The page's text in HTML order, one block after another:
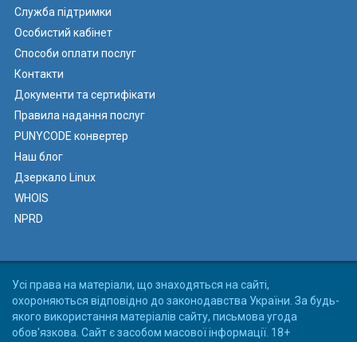
Служба підтримки
Особистий кабінет
Способи оплати послуг
Контакти
Документи та сертифікати
Правила надання послуг
PUNYCODE конвертер
Наш блог
Дзеркало Linux
WHOIS
NPRD
Усі права на матеріали, що знаходяться на сайті,
охороняються відповідно до законодавства України. За будь-
якого використання матеріалів сайту, письмова угода
обов'язкова. Сайт є засобом масової інформації. 18+